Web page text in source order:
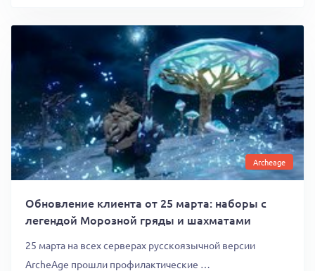
Archeage
Обновление клиента от 25 марта: наборы с
легендой Морозной гряды и шахматами
25 марта на всех серверах русскоязычной версии
ArcheAge прошли профилактические …